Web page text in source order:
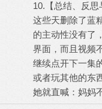
10.【总结、反思
这些天删除了蓝
的主动性没有了
界面，而且视频
继续点开下一集
或者玩其他的东
她就直喊：妈妈